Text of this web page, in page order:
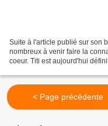
Suite à l'article publié sur son
nombreux à venir faire la
coeur. Titi est aujourd'hui
< Page précédente